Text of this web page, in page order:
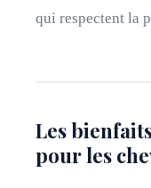
qui respectent la
Les
pour les